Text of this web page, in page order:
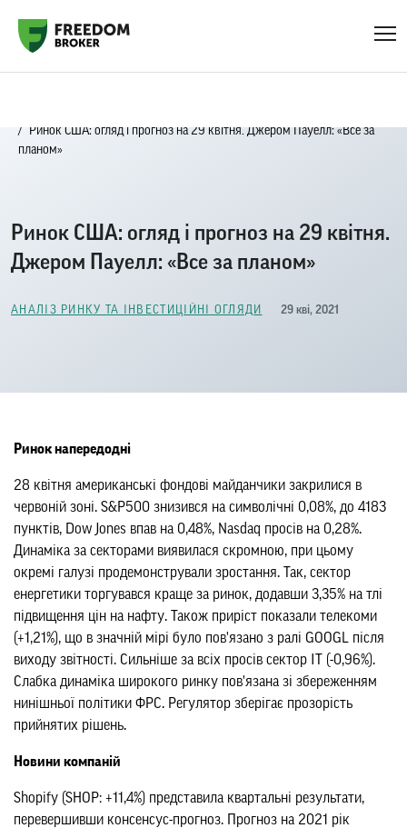
Ринок США: огляд і прогноз на 29 квітня. Джером Пауелл: «Все за
планом»
Ринок США: огляд і прогноз на 29 квітня.
Джером Пауелл: «Все за планом»
АНАЛІЗ РИНКУ ТА ІНВЕСТИЦІЙНІ ОГЛЯДИ 29 кві, 2021
Ринок напередодні
28 квітня американські фондові майданчики закрилися в
червоній зоні. S&P500 знизився на символічні 0,08%, до 4183
пунктів, Dow Jones впав на 0,48%, Nasdaq просів на 0,28%.
Динаміка за секторами виявилася скромною, при цьому
окремі галузі продемонстрували зростання. Так, сектор
енергетики торгувався краще за ринок, додавши 3,35% на тлі
підвищення цін на нафту. Також приріст показали телекоми
(+1,21%), що в значній мірі було пов'язано з ралі GOOGL після
виходу звітності. Сильніше за всіх просів сектор ІТ (-0,96%).
Слабка динаміка широкого ринку пов'язана зі збереженням
нинішньої політики ФРС. Регулятор зберігає прозорість
прийнятих рішень.
Новини компаній
Shopify (SHOP: +11,4%) представила квартальні результати,
перевершивши консенсус-прогноз. Прогноз на 2021 рік